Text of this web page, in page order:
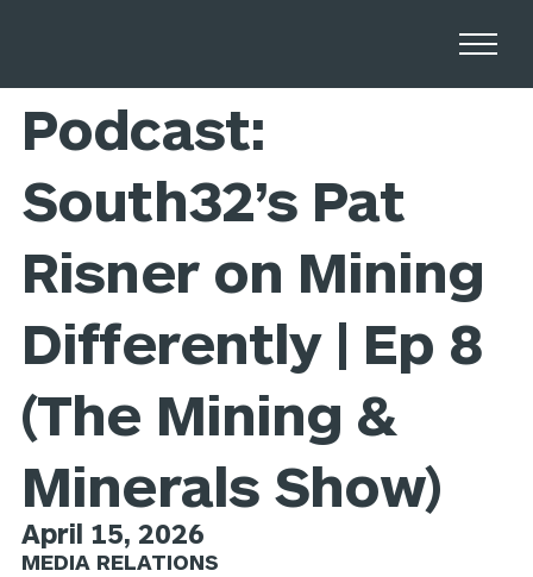
Podcast:
South32’s Pat
Risner on Mining
Differently | Ep 8
(The Mining &
Minerals Show)
April 15, 2026
MEDIA RELATIONS